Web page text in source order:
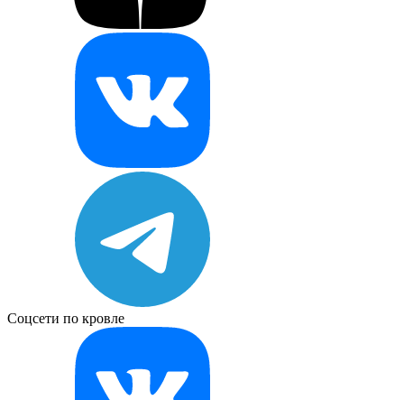
Соцсети по кровле